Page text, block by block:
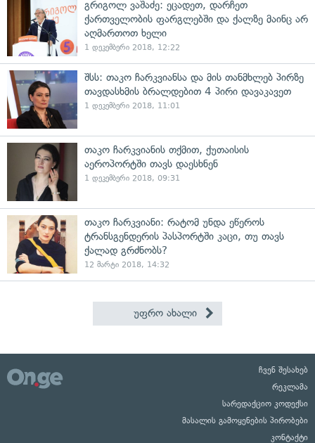
გრიგოლ ვაშაძე: ეცადეთ, დარჩეთ
ქართველობის ფარგლებში და ქალზე მაინც არ
აღმართოთ ხელი
1 დეკემბერი 2018, 12:22
შსს: თაკო ჩარკვიანსა და მის თანმხლებ პირზე
თავდასხმის ბრალდებით 4 პირი დავაკავეთ
1 დეკემბერი 2018, 11:01
თაკო ჩარკვიანის თქმით, ქუთაისის
აეროპორტში თავს დაესხნენ
1 დეკემბერი 2018, 09:31
თაკო ჩარკვიანი: რატომ უნდა ეწეროს
ტრანსგენდერის პასპორტში კაცი, თუ თავს
ქალად გრძნობს?
12 მარტი 2018, 14:32
უფრო ახალი
ჩვენ შესახებ
რეკლამა
სარედაქციო კოდექსი
მასალის გამოყენების პირობები
კონტაქტი